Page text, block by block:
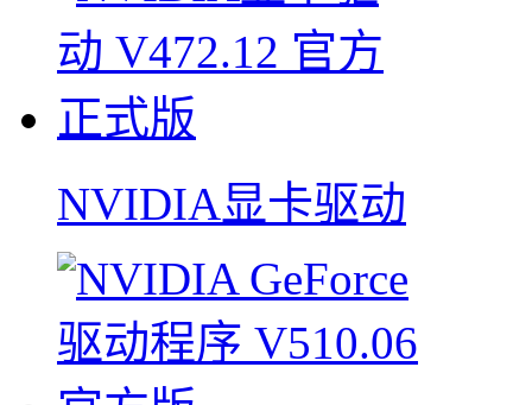
NVIDIA显卡驱动